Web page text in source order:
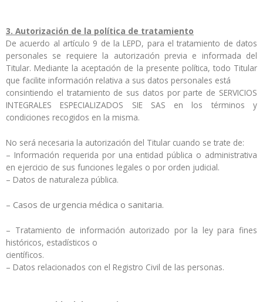
3. Autorización de la política de tratamiento
De acuerdo al artículo 9 de la LEPD, para el tratamiento de datos
personales se requiere la autorización previa e informada del
Titular. Mediante la aceptación de la presente política, todo Titular
que facilite información relativa a sus datos personales está
consintiendo el tratamiento de sus datos por parte de SERVICIOS
INTEGRALES ESPECIALIZADOS SIE SAS en los términos y
condiciones recogidos en la misma.
No será necesaria la autorización del Titular cuando se trate de:
– Información requerida por una entidad pública o administrativa
en ejercicio de sus funciones legales o por orden judicial.
– Datos de naturaleza pública.
– Casos de urgencia médica o sanitaria.
– Tratamiento de información autorizado por la ley para fines
históricos, estadísticos o
científicos.
– Datos relacionados con el Registro Civil de las personas.